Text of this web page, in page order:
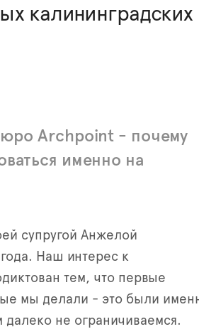
калининградских
Archpoint - почему
именно на
супругой Анжелой
Наш интерес к
тем, что первые
мы делали - это были
не ограничиваемся.